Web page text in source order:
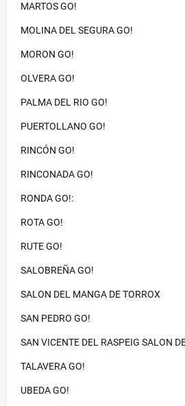
MARTOS GO!
MOLINA DEL SEGURA GO!
MORON GO!
OLVERA GO!
PALMA DEL RIO GO!
PUERTOLLANO GO!
RINCÓN GO!
RINCONADA GO!
RONDA GO!:
ROTA GO!
RUTE GO!
SALOBREÑA GO!
SALON DEL MANGA DE TORROX
SAN PEDRO GO!
SAN VICENTE DEL RASPEIG SALON
TALAVERA GO!
UBEDA GO!